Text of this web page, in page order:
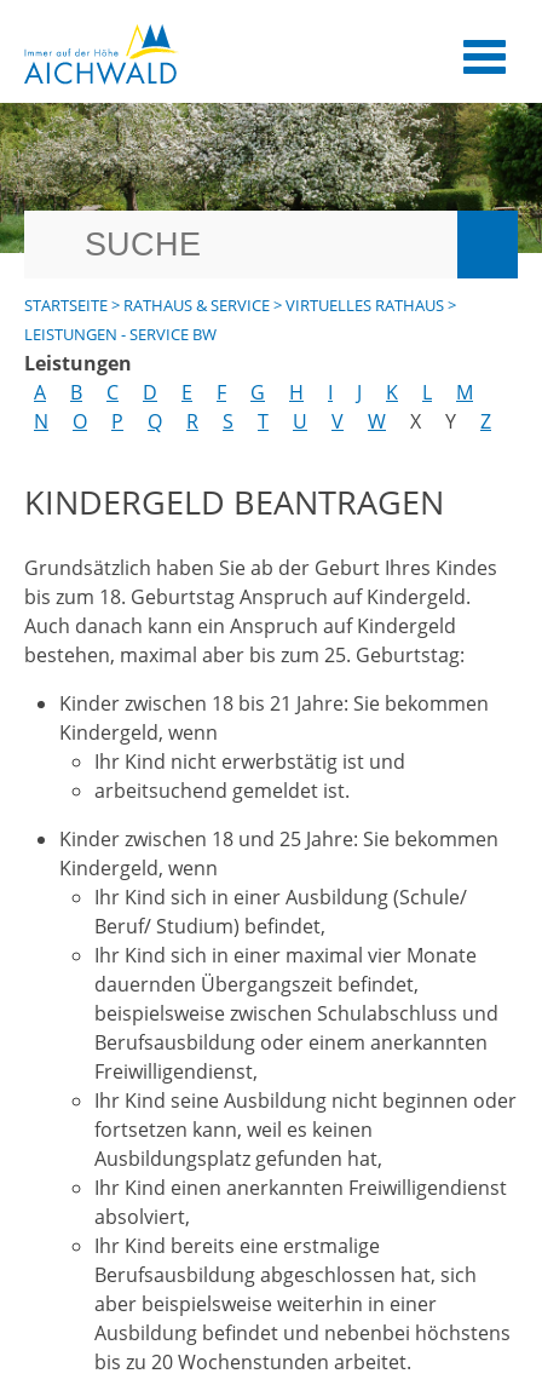
STARTSEITE> RATHAUS & SERVICE>VIRTUELLES RATHAUS>
LEISTUNGEN - SERVICE BW
Leistungen
A
B C D E F G H I J K L
M
N
O P Q R S T U V W X Y Z
KINDERGELD BEANTRAGEN
Grundsätzlich haben Sie ab der Geburt Ihres Kindes
bis zum 18. Geburtstag Anspruch auf Kindergeld.
Auch danach kann ein Anspruch auf Kindergeld
bestehen, maximal aber bis zum 25. Geburtstag:
Kinder zwischen 18 bis 21 Jahre: Sie bekommen
Kindergeld, wenn
Ihr Kind nicht erwerbstätig ist und
arbeitsuchend gemeldet ist.
Kinder zwischen 18 und 25 Jahre: Sie bekommen
Kindergeld, wenn
Ihr Kind sich in einer Ausbildung (Schule/
Beruf/ Studium) befindet,
Ihr Kind sich in einer maximal vier Monate
dauernden Übergangszeit befindet,
beispielsweise zwischen Schulabschluss und
Berufsausbildung oder einem anerkannten
Freiwilligendienst,
Ihr Kind seine Ausbildung nicht beginnen oder
fortsetzen kann, weil es keinen
Ausbildungsplatz gefunden hat,
Ihr Kind einen anerkannten Freiwilligendienst
absolviert,
Ihr Kind bereits eine erstmalige
Berufsausbildung abgeschlossen hat, sich
aber beispielsweise weiterhin in einer
Ausbildung befindet und nebenbei höchstens
bis zu 20 Wochenstunden arbeitet.